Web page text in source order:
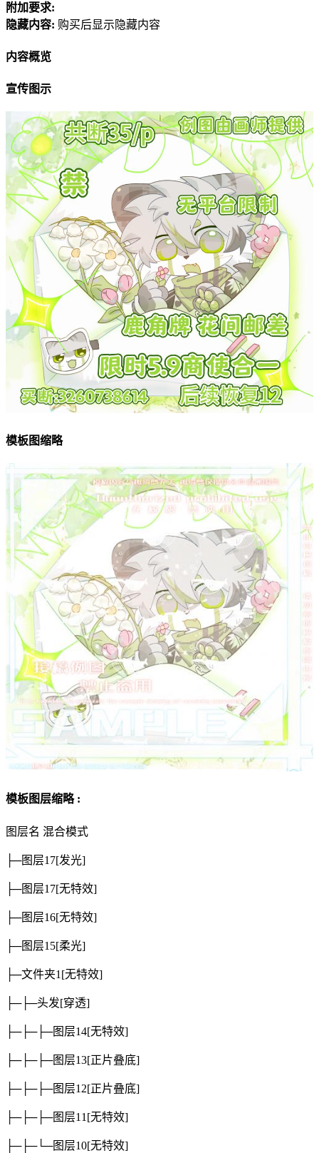
附加要求:
隐藏内容: 购买后显示隐藏内容
内容概览
宣传图示
模板图缩略
模板图层缩略 :
图层名 混合模式
├─图层17[发光]
├─图层17[无特效]
├─图层16[无特效]
├─图层15[柔光]
├─文件夹1 [无特效]
├─├─头发[穿透]
├─├─├─图层14[无特效]
├─├─├─图层13[正片叠底]
├─├─├─图层12[正片叠底]
├─├─├─图层11 [无特效]
├─├─└─图层10[无特效]